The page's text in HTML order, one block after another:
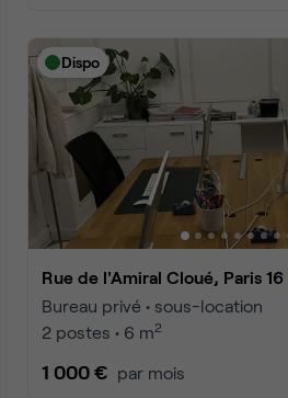
Dispo
Rue de l'Amiral Cloué, Paris 16
Bureau privé • sous-location
2 postes • 6 m2
1 000 € par mois